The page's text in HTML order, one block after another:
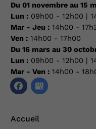
Du 01 novembre au 15
Lun :09h00 - 12h00 |
Mar - Jeu :14h00 -
Ven :14h00 - 17h00
Du 16 mars au 30
Lun :09h00 - 12h00 |
Mar - Ven :14h00 -
Accueil